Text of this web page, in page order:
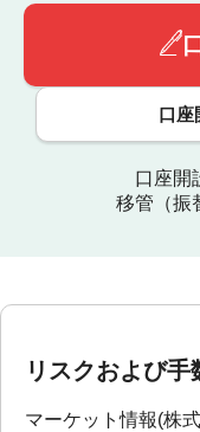
口座
口座開
移管（振
リスクおよび
マーケット情報(株